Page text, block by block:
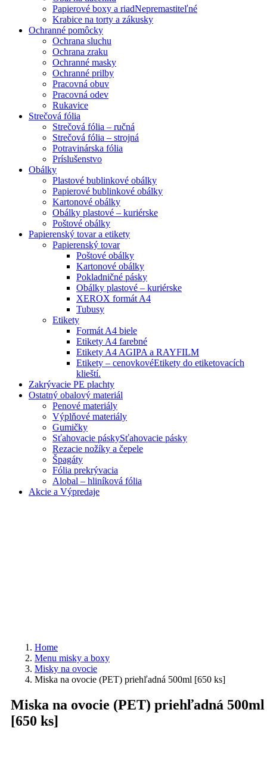
Papierové boxy a riadNepremastiteľné
Krabice na torty a zákusky
Ochranné pomôcky
Ochrana sluchu
Ochrana zraku
Ochranné masky
Ochranné prilby
Pracovná obuv
Pracovná odev
Rukavice
Strečová fólia
Strečová fólia – ručná
Strečová fólia – strojná
Potravinárska fólia
Príslušenstvo
Obálky
Plastové bublinkové obálky
Papierové bublinkové obálky
Kartonové obálky
Obálky plastové – kuriérske
Poštové obálky
Papierenský tovar a etikety
Papierenský tovar
Poštové obálky
Kartonové obálky
Pokladničné pásky
Obálky plastové – kuriérske
XEROX formát A4
Tubusy
Etikety
Formát A4 biele
Etikety A4 farebné
Etikety A4 AGIPA a RAYFILM
Etikety – cenovkovéEtikety do etiketovacích
klieští.
Zakrývacie PE plachty
Ostatný obalový materiál
Penové materiály
Výplňové materiály
Gumičky
Sťahovacie páskySťahovacie pásky
Rezacie nožíky a čepele
Špagáty
Fólia prekrývacia
Alobal – hliníková fólia
Akcie a Výpredaje
Home
Menu misky a boxy
Misky na ovocie
Miska na ovocie (PET) priehľadná 500ml [650 ks]
Miska na ovocie (PET) priehľadná 500ml
[650 ks]